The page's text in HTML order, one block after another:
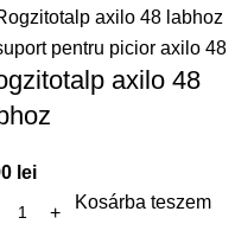
axilo 48
lei
Kosárba teszem